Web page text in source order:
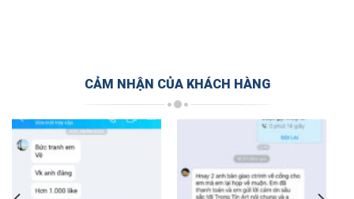
CẢM NHẬN CỦA KHÁCH HÀNG